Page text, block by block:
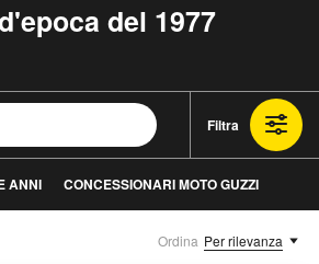
del 1977
Filtra
ANNI CONCESSIONARI MOTO GUZZI
Ordina Per rilevanza